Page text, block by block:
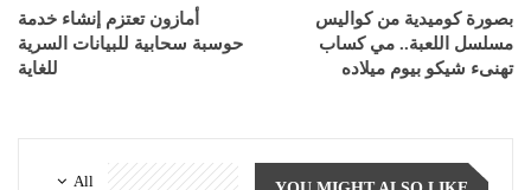
بصورة كوميدية من كواليس
مسلسل اللعبة.. مي كساب
تهنىء شيكو بيوم ميلاده
أمازون تعتزم إنشاء خدمة
حوسبة سحابية للبيانات السرية
للغاية
All